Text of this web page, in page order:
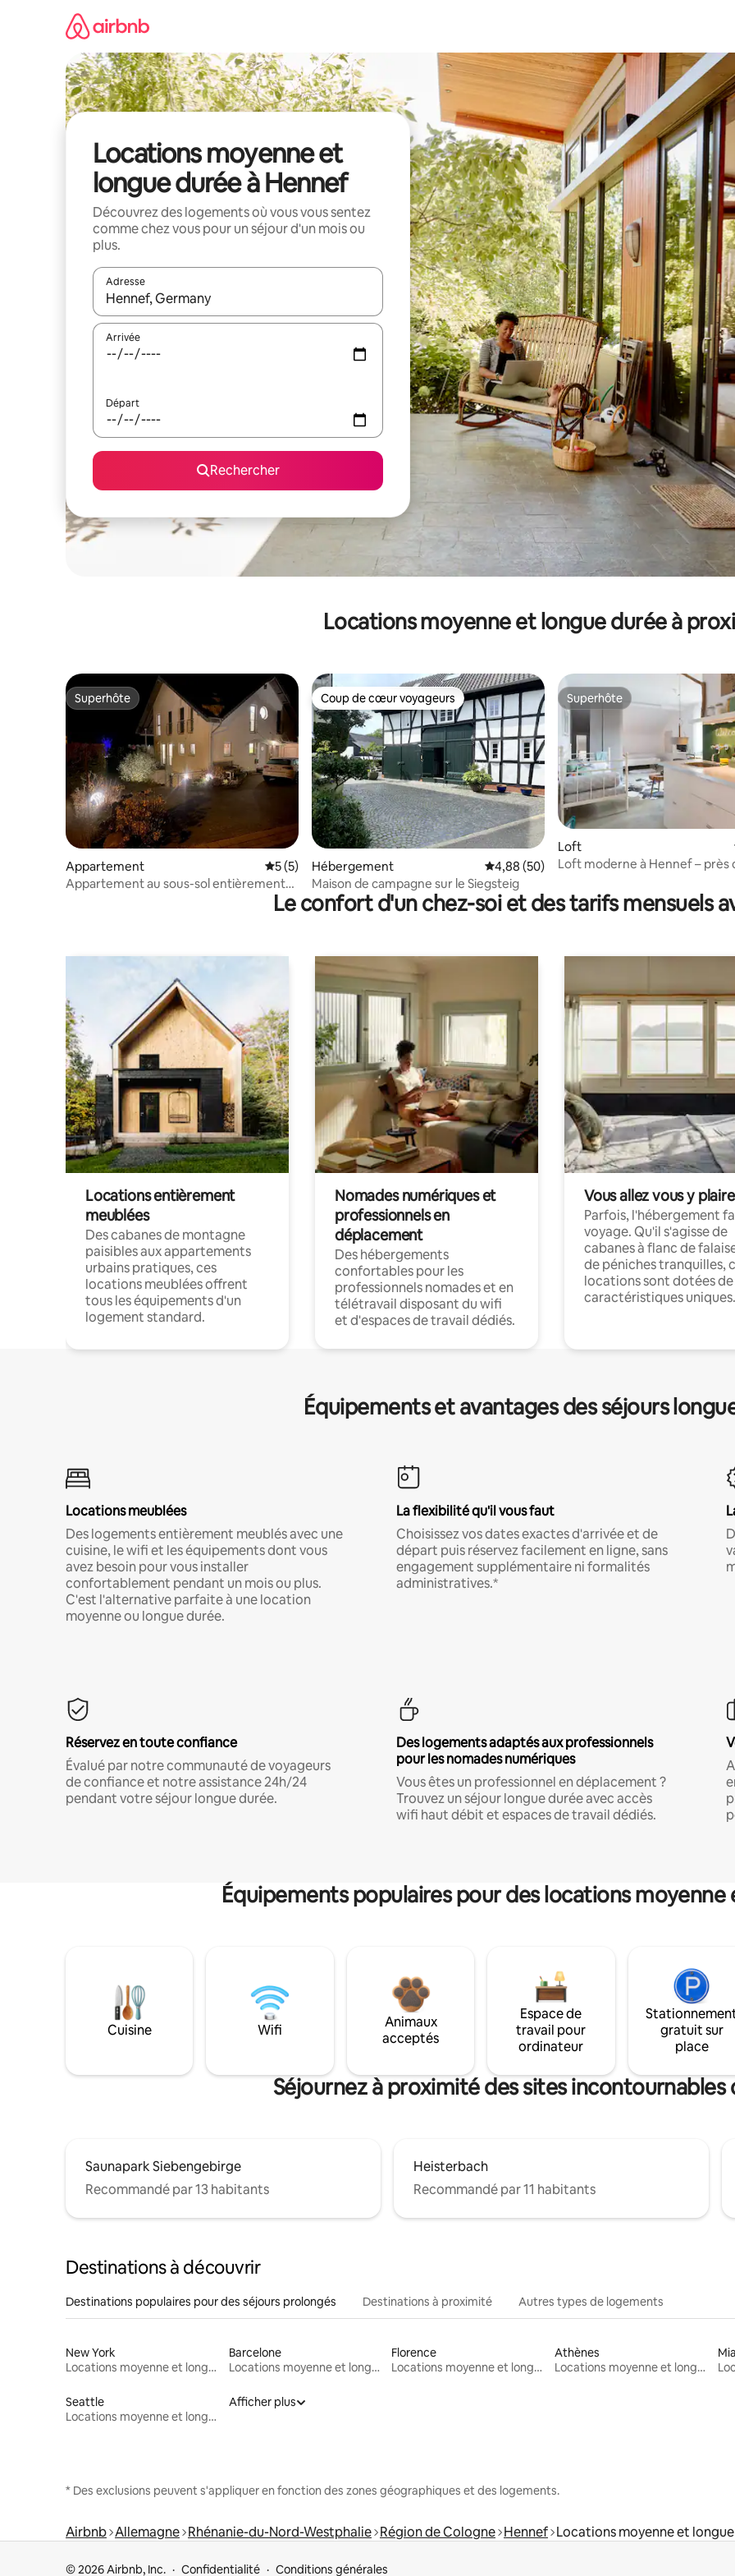
Locations moyenne et
longue durée à Hennef
Découvrez des logements où vous vous sentez
comme chez vous pour un séjour d'un mois ou
plus.
Adresse
Lorsque les résultats s'affichent, utilisez les flèches vers le haut et vers le bas pour les parcourir ou en appuyant et en
Arrivée
Départ
Rechercher
Locations moyenne et longue durée à
Superhôte
Superhôte
Appartement Évaluation moyenne sur la base de 5 commentaires : 5 sur 5
5 (5)
Appartement au sous-sol entièrement
Coup de cœur voyageurs
Coup de cœur voyageurs
Hébergement Évaluation moyenne sur la base de 50
4,88 (50)
Maison de campagne sur le Siegsteig
Superhôte
Superhôte
Loft
Loft moderne à Hennef – près
Le confort d'un chez-soi et des tarifs mensuels
Locations entièrement
meublées
Des cabanes de montagne
paisibles aux appartements
urbains pratiques, ces
locations meublées offrent
tous les équipements d'un
logement standard.
Nomades numériques et
professionnels en
déplacement
Des hébergements
confortables pour les
professionnels nomades et en
télétravail disposant du wifi
et d'espaces de travail dédiés.
Vous allez vous y plaire
Parfois, l'hébergement
voyage. Qu'il s'agisse de
cabanes à flanc de
de péniches tranquilles,
locations sont dotées de
caractéristiques uniques.
Équipements et avantages des séjours
Locations meublées
Des logements entièrement meublés avec une
cuisine, le wifi et les équipements dont vous
avez besoin pour vous installer
confortablement pendant un mois ou plus.
C'est l'alternative parfaite à une location
moyenne ou longue durée.
La flexibilité qu'il vous faut
Choisissez vos dates exactes d'arrivée et de
départ puis réservez facilement en ligne, sans
engagement supplémentaire ni formalités
administratives.*
Réservez en toute confiance
Évalué par notre communauté de voyageurs
de confiance et notre assistance 24h/24
pendant votre séjour longue durée.
Des logements adaptés aux professionnels
pour les nomades numériques
Vous êtes un professionnel en déplacement ?
Trouvez un séjour longue durée avec accès
wifi haut débit et espaces de travail dédiés.
Équipements populaires pour des locations
Cuisine Wifi
Animaux
acceptés
Espace de
travail pour
ordinateur
gratuit sur
place
Séjournez à proximité des sites incontournables
Saunapark Siebengebirge
Recommandé par 13 habitants
Heisterbach
Recommandé par 11 habitants
Destinations à découvrir
Destinations populaires pour des séjours prolongés Destinations à proximité Autres types de logements
New York
Locations moyenne et longue durée
Barcelone
Locations moyenne et longue durée
Florence
Locations moyenne et longue durée
Athènes
Locations moyenne et longue durée
Seattle
Locations moyenne et longue durée
Afficher plus
* Des exclusions peuvent s'appliquer en fonction des zones géographiques et des logements.
Airbnb Allemagne Rhénanie-du-Nord-Westphalie Région de Cologne Hennef Locations moyenne et
© 2026 Airbnb, Inc. Confidentialité Conditions générales